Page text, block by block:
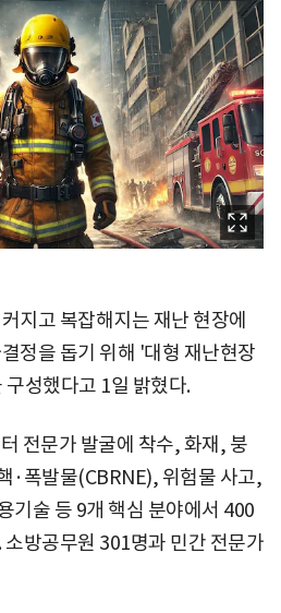
지고 복잡해지는 재난 현장에
정을 돕기 위해 '대형 재난현장
성했다고 1일 밝혔다.
전문가 발굴에 착수, 화재, 붕
·폭발물(CBRNE), 위험물 사고,
기술 등 9개 핵심 분야에서 400
방공무원 301명과 민간 전문가